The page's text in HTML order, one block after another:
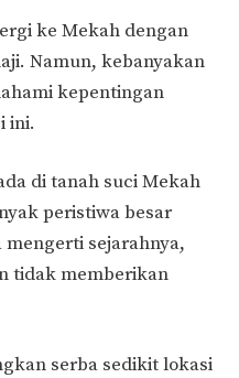
ke Mekah dengan
Namun, kebanyakan
kepentingan
ini.
di tanah suci Mekah
peristiwa besar
sejarahnya,
tidak memberikan
serba sedikit lokasi